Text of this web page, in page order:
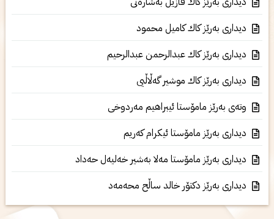
دیداری به‌رێز كاك كامیل محمود
دیداری به‌رێز كاك عبدالرحمن عبدالرحیم
دیداری به‌رێز كاك موشیر گه‌ڵاڵیی
وته‌ی‌ به‌رێز مامۆستا ئیبراهیم مه‌ردوخی‌
دیداری به‌رێز مامۆستا ئیكرام كه‌ریم
دیداری‌ به‌رێز مامۆستا مه‌لا به‌شیر خه‌لیه‌ل حه‌داد
دیداری‌ به‌رێز دكتۆر خالد ساڵح محه‌مه‌د